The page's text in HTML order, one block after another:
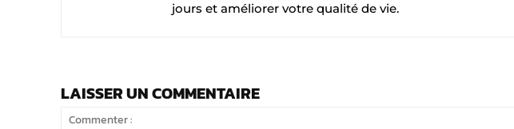
jours et améliorer votre qualité de vie.
LAISSER UN COMMENTAIRE